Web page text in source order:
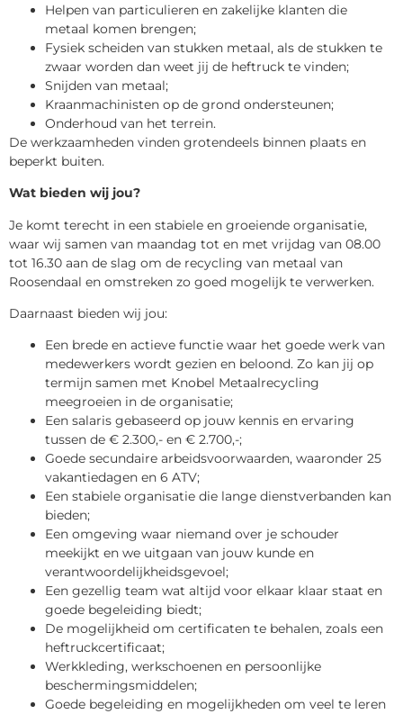
Helpen van particulieren en zakelijke klanten die
metaal komen brengen;
Fysiek scheiden van stukken metaal, als de stukken te
zwaar worden dan weet jij de heftruck te vinden;
Snijden van metaal;
Kraanmachinisten op de grond ondersteunen;
Onderhoud van het terrein.
De werkzaamheden vinden grotendeels binnen plaats en
beperkt buiten.
Wat bieden wij jou?
Je komt terecht in een stabiele en groeiende organisatie,
waar wij samen van maandag tot en met vrijdag van 08.00
tot 16.30 aan de slag om de recycling van metaal van
Roosendaal en omstreken zo goed mogelijk te verwerken.
Daarnaast bieden wij jou:
Een brede en actieve functie waar het goede werk van
medewerkers wordt gezien en beloond. Zo kan jij op
termijn samen met Knobel Metaalrecycling
meegroeien in de organisatie;
Een salaris gebaseerd op jouw kennis en ervaring
tussen de € 2.300,- en € 2.700,-;
Goede secundaire arbeidsvoorwaarden, waaronder 25
vakantiedagen en 6 ATV;
Een stabiele organisatie die lange dienstverbanden kan
bieden;
Een omgeving waar niemand over je schouder
meekijkt en we uitgaan van jouw kunde en
verantwoordelijkheidsgevoel;
Een gezellig team wat altijd voor elkaar klaar staat en
goede begeleiding biedt;
De mogelijkheid om certificaten te behalen, zoals een
heftruckcertificaat;
Werkkleding, werkschoenen en persoonlijke
beschermingsmiddelen;
Goede begeleiding en mogelijkheden om veel te leren